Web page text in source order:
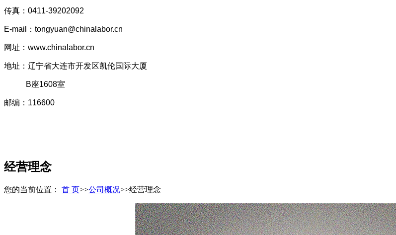
传真 ： 0411-39202092
E-mail：tongyuan@chinalabor.cn
网址： www.chinalabor.cn
地址：辽宁省大连市开发区凯伦国际大厦
B座1608室
邮编 ： 116600
经营理念
您的当前位置： 首 页>>公司概况>>经营理念